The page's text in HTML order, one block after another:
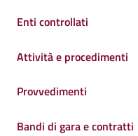
Enti controllati
Attività e procedimenti
Provvedimenti
Bandi di gara e contratti